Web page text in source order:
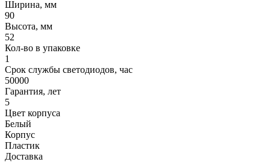
Ширина, мм
90
Высота, мм
52
Кол-во в упаковке
1
Срок службы светодиодов, час
50000
Гарантия, лет
5
Цвет корпуса
Белый
Корпус
Пластик
Доставка